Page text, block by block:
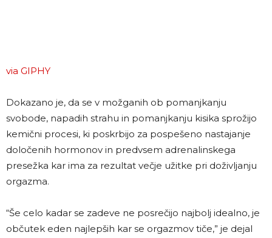
via GIPHY
Dokazano je, da se v možganih ob pomanjkanju
svobode, napadih strahu in pomanjkanju kisika sprožijo
kemični procesi, ki poskrbijo za pospešeno nastajanje
določenih hormonov in predvsem adrenalinskega
presežka kar ima za rezultat večje užitke pri doživljanju
orgazma.
“Še celo kadar se zadeve ne posrečijo najbolj idealno, je
občutek eden najlepših kar se orgazmov tiče,” je dejal